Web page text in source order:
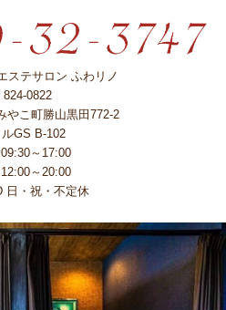
ステサロン ふわリノ
824-0822
やこ町勝山黒田772-2
ルGS B-102
～17:00
～20:00
日・祝・不定休